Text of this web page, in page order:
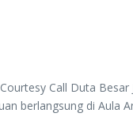
Call Duta
berlangsung di Aula